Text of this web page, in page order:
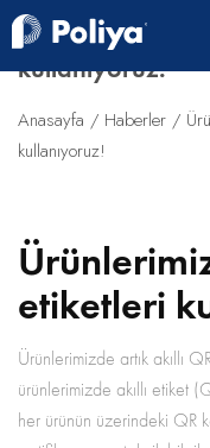
Ürünlerimizde
kullanıyoruz!
Anasayfa Haberler
kullanıyoruz!
etiketleri
Ürünlerimizde artık akıllı
ürünlerimizde akıllı etiket
her ürünün üzerindeki QR